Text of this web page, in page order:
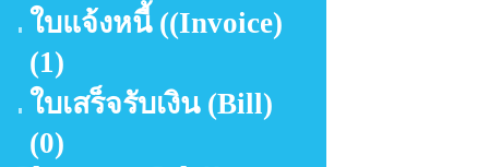
ใบแจ้งหนี้ ((Invoice)
(1)
ใบเสร็จรับเงิน (Bill)
(0)